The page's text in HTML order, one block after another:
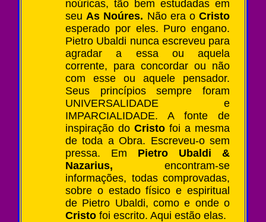
noúricas, tão bem estudadas em
seuAs Noúres. Não era oCristo
esperado por eles. Puro engano.
Pietro Ubaldi nunca escreveu para
agradar a essa ou aquela
corrente, para concordar ou não
com esse ou aquele pensador.
Seus princípios sempre foram
UNIVERSALIDADE e
IMPARCIALIDADE. A fonte de
inspiração do Cristo foi a mesma
de toda a Obra. Escreveu-o sem
pressa. Em Pietro Ubaldi &
Nazarius, encontram-se
informações, todas comprovadas,
sobre o estado físico e espiritual
de Pietro Ubaldi, como e onde o
Cristo foi escrito. Aqui estão elas.